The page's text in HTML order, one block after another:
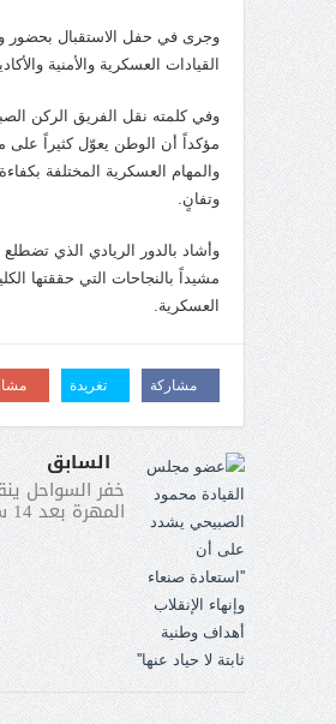
وجرى في حفل الاستقبال بحضور
القيادات العسكرية والأمنية
وفي كلمته نقل الفريق الركن
مؤكداً أن الوطن يعوّل كثيراً على
والمهام العسكرية المختلفة
وتفانٍ.
وأشاد بالدور الريادي الذي
مشيداً بالنجاحات التي حققتها
العسكرية.
مشاركة تغريدة
السابق
خفر السواحل
المهرة بعد 14 ساعة من البحث